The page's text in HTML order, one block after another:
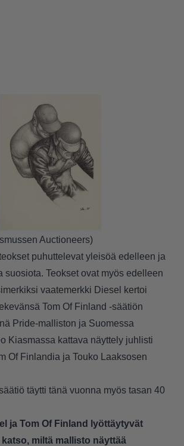
Auctioneers)
puhuttelevat yleisöä edelleen ja
suosiota. Teokset ovat myös edelleen
vaatemerkki Diesel kertoi
Tom Of Finland -säätiön
Pride-malliston ja Suomessa
Kiasmassa kattava näyttely juhlisti
Of Finlandia ja Touko Laaksosen
täytti tänä vuonna myös tasan 40
ja Tom Of Finland lyöttäytyvät
miltä mallisto näyttää